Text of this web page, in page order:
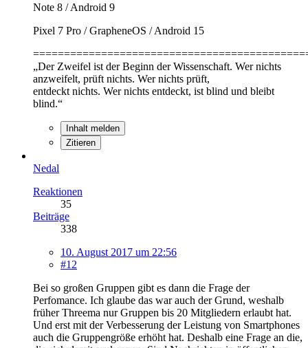
Note 8 / Android 9
Pixel 7 Pro / GrapheneOS / Android 15
„Der Zweifel ist der Beginn der Wissenschaft. Wer nichts
anzweifelt, prüft nichts. Wer nichts prüft,
entdeckt nichts. Wer nichts entdeckt, ist blind und bleibt
blind.“
Inhalt melden
Zitieren
Nedal
Reaktionen
35
Beiträge
338
10. August 2017 um 22:56
#12
Bei so großen Gruppen gibt es dann die Frage der
Perfomance. Ich glaube das war auch der Grund, weshalb
früher Threema nur Gruppen bis 20 Mitgliedern erlaubt hat.
Und erst mit der Verbesserung der Leistung von Smartphones
auch die Gruppengröße erhöht hat. Deshalb eine Frage an die,